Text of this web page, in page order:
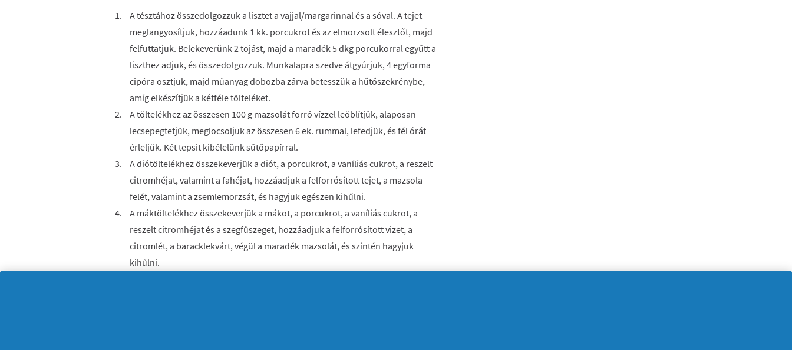
A tésztához összedolgozzuk a lisztet a vajjal/margarinnal és a sóval. A tejet
meglangyosítjuk, hozzáadunk 1 kk. porcukrot és az elmorzsolt élesztőt, majd
felfuttatjuk. Belekeverünk 2 tojást, majd a maradék 5 dkg porcukorral együtt a
liszthez adjuk, és összedolgozzuk. Munkalapra szedve átgyúrjuk, 4 egyforma
cipóra osztjuk, majd műanyag dobozba zárva betesszük a hűtőszekrénybe,
amíg elkészítjük a kétféle tölteléket.
A töltelékhez az összesen 100 g mazsolát forró vízzel leöblítjük, alaposan
lecsepegtetjük, meglocsoljuk az összesen 6 ek. rummal, lefedjük, és fél órát
érleljük. Két tepsit kibélelünk sütőpapírral.
A diótöltelékhez összekeverjük a diót, a porcukrot, a vaníliás cukrot, a reszelt
citromhéjat, valamint a fahéjat, hozzáadjuk a felforrósított tejet, a mazsola
felét, valamint a zsemlemorzsát, és hagyjuk egészen kihűlni.
A máktöltelékhez összekeverjük a mákot, a porcukrot, a vaníliás cukrot, a
reszelt citromhéjat és a szegfűszeget, hozzáadjuk a felforrósított vizet, a
citromlét, a baracklekvárt, végül a maradék mazsolát, és szintén hagyjuk
kihűlni.